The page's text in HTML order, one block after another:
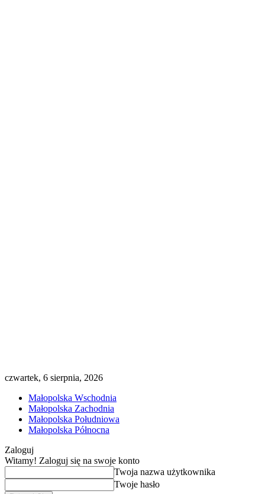
czwartek, 6 sierpnia, 2026
Małopolska Wschodnia
Małopolska Zachodnia
Małopolska Południowa
Małopolska Północna
Zaloguj
Witamy! Zaloguj się na swoje konto
Twoja nazwa użytkownika
Twoje hasło